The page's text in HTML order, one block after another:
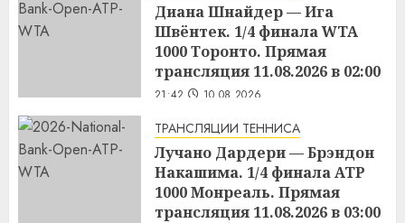
Диана Шнайдер — Ига
Швёнтек. 1/4 финала WTA
1000 Торонто. Прямая
трансляция 11.08.2026 в 02:00
21:42 10.08.2026
ТРАНСЛЯЦИИ ТЕННИСА
Лучано Дардери — Брэндон
Накашима. 1/4 финала ATP
1000 Монреаль. Прямая
трансляция 11.08.2026 в 03:00